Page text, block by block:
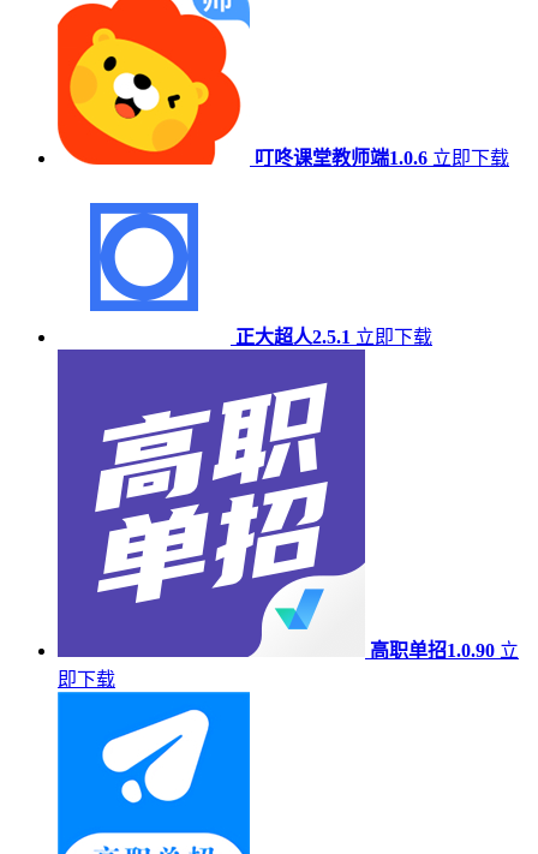
叮咚课堂教师端1.0.6 立即下载
正大超人2.5.1 立即下载
高职单招1.0.90 立
即下载